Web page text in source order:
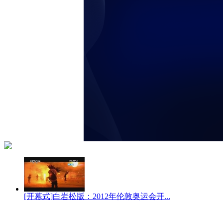
[开幕式]白岩松版：2012年伦敦奥运会开...